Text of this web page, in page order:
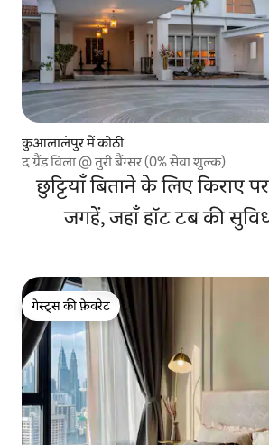
कुआलालंपुर में कोठी
द ग्रैंड विला @ तुरी बैंग्सर (0% सेवा शुल्क)
छुट्टियाँ बिताने के लिए किराए
जगहें, जहाँ हॉट टब की
गेस्ट्स की फ़ेवरेट
गेस्ट्स की फ़ेवरेट